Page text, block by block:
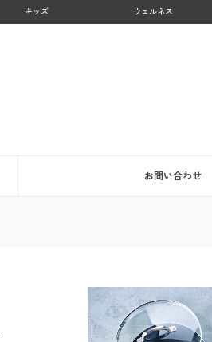
キッズ ウェルネス
お問い合わせ